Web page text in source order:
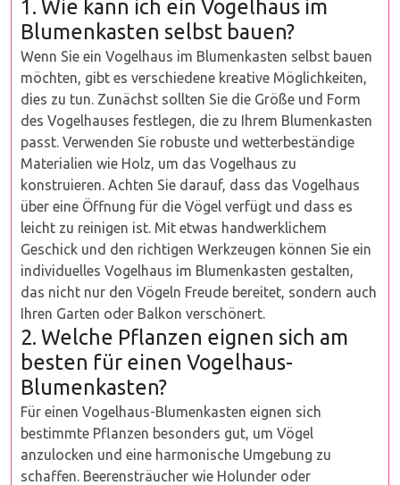
1. Wie kann ich ein Vogelhaus im
Blumenkasten selbst bauen?
Wenn Sie ein Vogelhaus im Blumenkasten selbst bauen
möchten, gibt es verschiedene kreative Möglichkeiten,
dies zu tun. Zunächst sollten Sie die Größe und Form
des Vogelhauses festlegen, die zu Ihrem Blumenkasten
passt. Verwenden Sie robuste und wetterbeständige
Materialien wie Holz, um das Vogelhaus zu
konstruieren. Achten Sie darauf, dass das Vogelhaus
über eine Öffnung für die Vögel verfügt und dass es
leicht zu reinigen ist. Mit etwas handwerklichem
Geschick und den richtigen Werkzeugen können Sie ein
individuelles Vogelhaus im Blumenkasten gestalten,
das nicht nur den Vögeln Freude bereitet, sondern auch
Ihren Garten oder Balkon verschönert.
2. Welche Pflanzen eignen sich am
besten für einen Vogelhaus-
Blumenkasten?
Für einen Vogelhaus-Blumenkasten eignen sich
bestimmte Pflanzen besonders gut, um Vögel
anzulocken und eine harmonische Umgebung zu
schaffen. Beerensträucher wie Holunder oder